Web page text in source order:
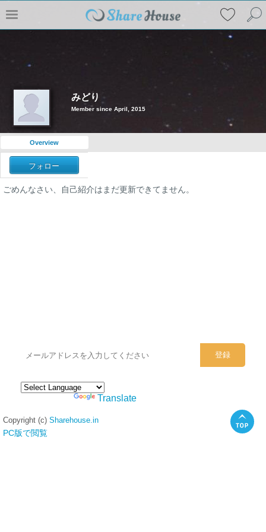
みどり
Member since April, 2015
Overview
フォロー
ごめんなさい、自己紹介はまだ更新できてません。
Translate
Copyright (c) Sharehouse.in
PC版で閲覧